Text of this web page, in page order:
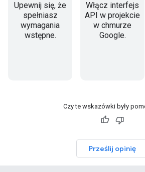
Upewnij się, że
spełniasz
wymagania
wstępne.
Włącz interfejs
API w projekcie
w chmurze
Google.
Czy te wskazówki były
Prześlij opinię